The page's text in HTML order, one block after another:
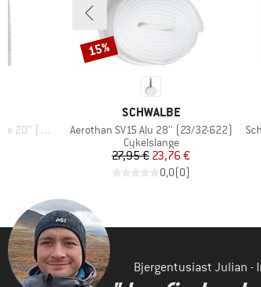
(50-406)
MÆRKE
SCHWALBE
Artikel
Aerothan SV15 Alu 28'' (23/32-622)
Produktgruppe
Cykelslange
Pris
27,95 € Nedsat pris
23,76 €
0,0(0)
Rabat
15%
Bjergentusiast Julian -